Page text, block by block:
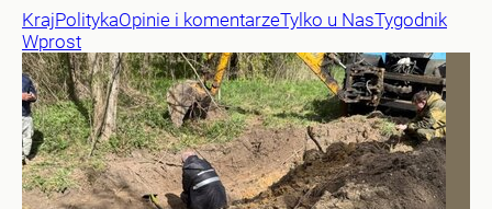
KrajPolitykaOpinie i komentarzeTylko u NasTygodnik
Wprost